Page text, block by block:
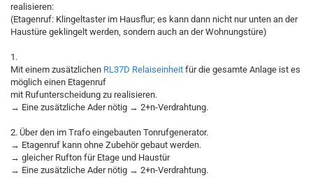
realisieren:
(Etagenruf: Klingeltaster im Hausflur; es kann dann nicht nur unten an der
Haustüre geklingelt werden, sondern auch an der Wohnungstüre)
1.
Mit einem zusätzlichen RL37D Relaiseinheit für die gesamte Anlage ist es
möglich einen Etagenruf
mit Rufunterscheidung zu realisieren.
→ Eine zusätzliche Ader nötig → 2+n-Verdrahtung.
2. Über den im Trafo eingebauten Tonrufgenerator.
→ Etagenruf kann ohne Zubehör gebaut werden.
→ gleicher Rufton für Etage und Haustür
→ Eine zusätzliche Ader nötig → 2+n-Verdrahtung.